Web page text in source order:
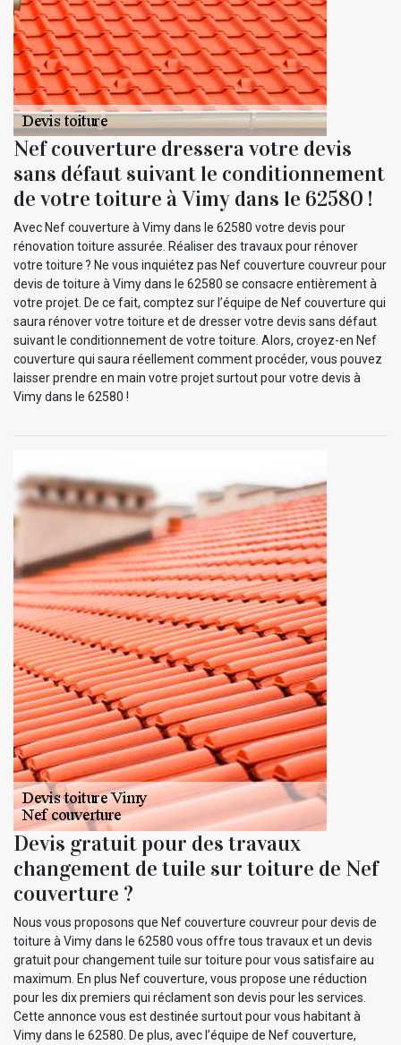
Nef couverture dressera votre devis
sans défaut suivant le conditionnement
de votre toiture à Vimy dans le 62580 !
Avec Nef couverture à Vimy dans le 62580 votre devis pour
rénovation toiture assurée. Réaliser des travaux pour rénover
votre toiture ? Ne vous inquiétez pas Nef couverture couvreur pour
devis de toiture à Vimy dans le 62580 se consacre entièrement à
votre projet. De ce fait, comptez sur l’équipe de Nef couverture qui
saura rénover votre toiture et de dresser votre devis sans défaut
suivant le conditionnement de votre toiture. Alors, croyez-en Nef
couverture qui saura réellement comment procéder, vous pouvez
laisser prendre en main votre projet surtout pour votre devis à
Vimy dans le 62580 !
Devis gratuit pour des travaux
changement de tuile sur toiture de Nef
couverture ?
Nous vous proposons que Nef couverture couvreur pour devis de
toiture à Vimy dans le 62580 vous offre tous travaux et un devis
gratuit pour changement tuile sur toiture pour vous satisfaire au
maximum. En plus Nef couverture, vous propose une réduction
pour les dix premiers qui réclament son devis pour les services.
Cette annonce vous est destinée surtout pour vous habitant à
Vimy dans le 62580. De plus, avec l’équipe de Nef couverture,